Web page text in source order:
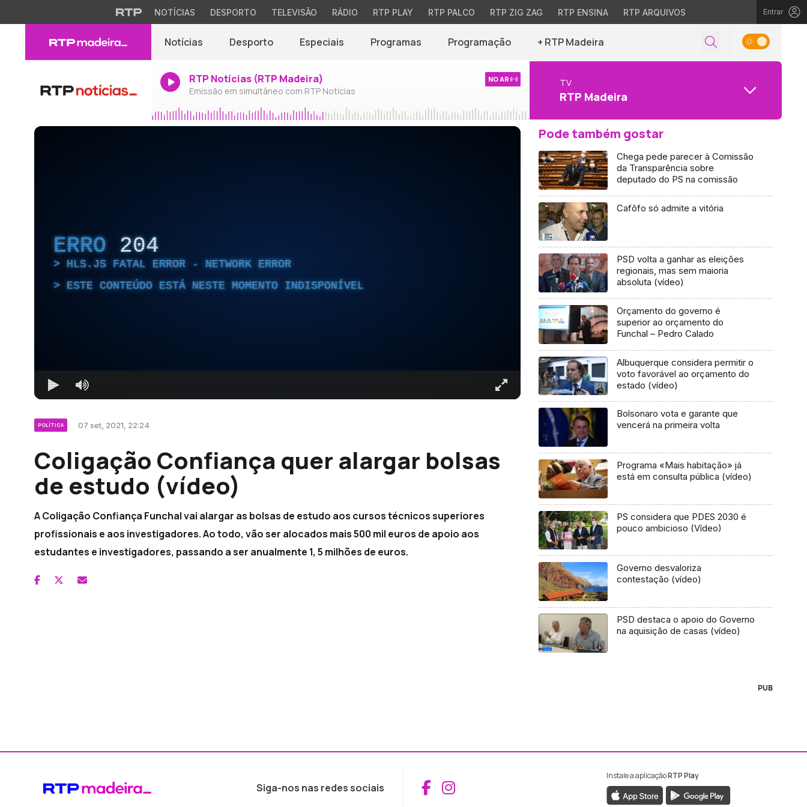
NOTÍCIAS DESPORTO TELEVISÃO RÁDIO RTP PLAY RTP PALCO RTP ZIG ZAG RTP ENSINA RTP ARQUIVOS Entrar
Notícias Desporto Especiais Programas Programação + RTP Madeira
RTP Notícias (RTP Madeira)
Emissão em simultâneo com RTP Notícias
NO AR TV
RTP Madeira
ERRO 204
HLS.JS FATAL ERROR - NETWORK ERROR
ESTE CONTEÚDO ESTÁ NESTE MOMENTO INDISPONÍVEL
POLÍTICA 07 set, 2021, 22:24
Coligação Confiança quer alargar bolsas
de estudo (vídeo)
A Coligação Confiança Funchal vai alargar as bolsas de estudo aos cursos técnicos superiores
profissionais e aos investigadores. Ao todo, vão ser alocados mais 500 mil euros de apoio aos
estudantes e investigadores, passando a ser anualmente 1, 5 milhões de euros.
Pode também gostar
Chega pede parecer à Comissão
da Transparência sobre
deputado do PS na comissão
Cafôfo só admite a vitória
PSD volta a ganhar as eleições
regionais, mas sem maioria
absoluta (vídeo)
Orçamento do governo é
superior ao orçamento do
Funchal – Pedro Calado
Albuquerque considera permitir o
voto favorável ao orçamento do
estado (vídeo)
Bolsonaro vota e garante que
vencerá na primeira volta
Programa «Mais habitação» já
está em consulta pública (vídeo)
PS considera que PDES 2030 é
pouco ambicioso (Vídeo)
Governo desvaloriza
contestação (vídeo)
PSD destaca o apoio do Governo
na aquisição de casas (vídeo)
PUB
Siga-nos nas redes sociais Aceder ao Facebook da RTP Madeira
Aceder ao Instagram da RTP Madeira
Instale a aplicaçãoRTP Play